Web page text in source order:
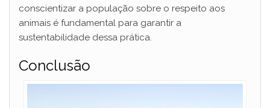
conscientizar a população sobre o respeito aos
animais é fundamental para garantir a
sustentabilidade dessa prática.
Conclusão